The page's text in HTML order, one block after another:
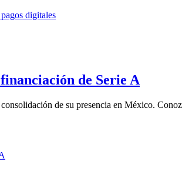
de Serie A
de su presencia en México.